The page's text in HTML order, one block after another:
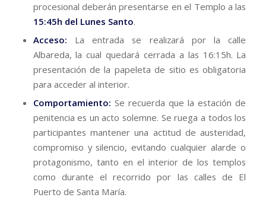
procesional deberán presentarse en el Templo a las
15:45h del Lunes Santo.
Acceso: La entrada se realizará por la calle
Albareda, la cual quedará cerrada a las 16:15h. La
presentación de la papeleta de sitio es obligatoria
para acceder al interior.
Comportamiento: Se recuerda que la estación de
penitencia es un acto solemne. Se ruega a todos los
participantes mantener una actitud de austeridad,
compromiso y silencio, evitando cualquier alarde o
protagonismo, tanto en el interior de los templos
como durante el recorrido por las calles de El
Puerto de Santa María.